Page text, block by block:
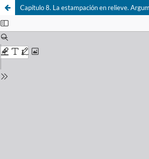
Capítulo 8. La estampación en relieve.